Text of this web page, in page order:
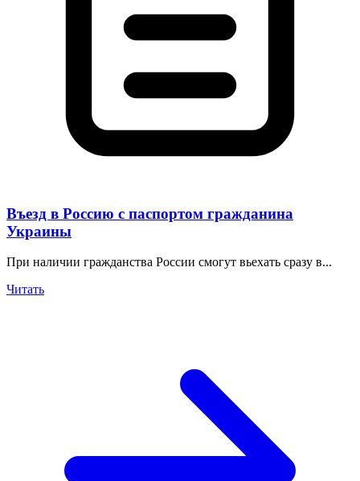
Въезд в Россию с паспортом гражданина
Украины
При наличии гражданства России смогут вьехать сразу в...
Читать